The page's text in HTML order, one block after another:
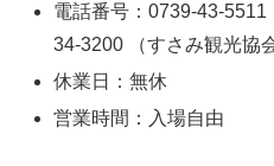
電話番号：0739-43-
34-3200 （すさみ観光協
休業日：無休
営業時間：入場自由